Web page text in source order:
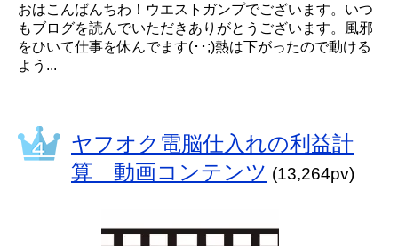
おはこんばんちわ！ウエストガンプでございます。いつ
もブログを読んでいただきありがとうございます。風邪
をひいて仕事を休んでます(･･;)熱は下がったので動ける
よう...
ヤフオク電脳仕入れの利益計
算 動画コンテンツ (13,264pv)